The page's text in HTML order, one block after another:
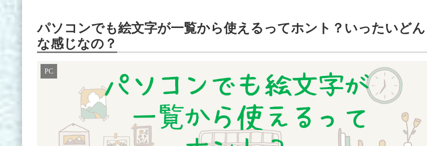
パソコンでも絵文字が一覧から使えるってホント？いったいどん
な感じなの？
PC